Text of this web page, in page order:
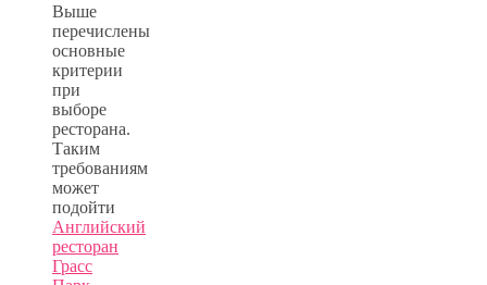
Выше
перечислены
основные
критерии
при
выборе
ресторана.
Таким
требованиям
может
подойти
Английский
ресторан
Грасс